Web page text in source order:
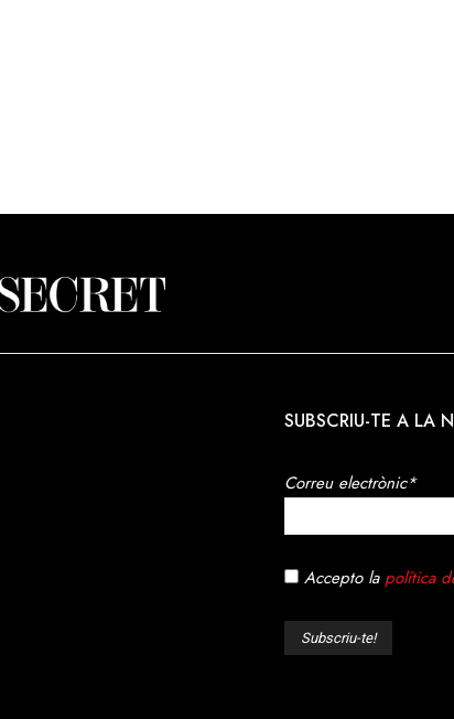
SUBSCRIU-TE A LA
Correu electrònic*
Accepto la política